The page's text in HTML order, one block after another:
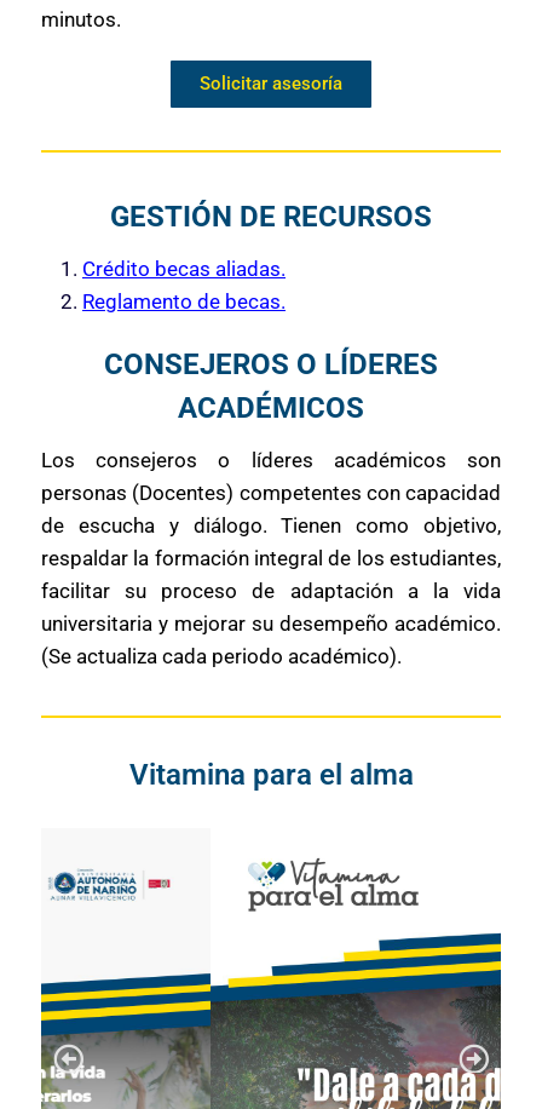
minutos.
Solicitar asesoría
GESTIÓN DE RECURSOS
Crédito becas aliadas.
Reglamento de becas.
CONSEJEROS O LÍDERES
ACADÉMICOS
Los consejeros o líderes académicos son
personas (Docentes) competentes con capacidad
de escucha y diálogo. Tienen como objetivo,
respaldar la formación integral de los estudiantes,
facilitar su proceso de adaptación a la vida
universitaria y mejorar su desempeño académico.
(Se actualiza cada periodo académico).
Vitamina para el alma